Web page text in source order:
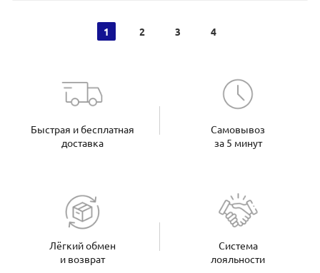
1 2 3 4
Быстрая и бесплатная
доставка
Самовывоз
за 5 минут
Лёгкий обмен
и возврат
Система
лояльности